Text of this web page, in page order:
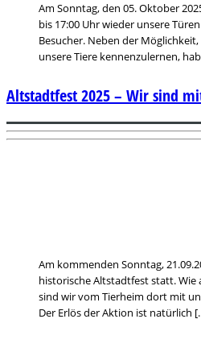
Am Sonntag, den 05. Oktober
bis 17:00 Uhr wieder unsere
Besucher. Neben der
unsere Tiere kennenzulernen,
Am kommenden Sonntag,
historische Altstadtfest statt. Wie
sind wir vom Tierheim dort mit
Der Erlös der Aktion ist natürlich
Altstadtfest 2025 – Wir sind